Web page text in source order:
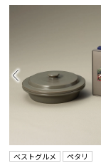
ベストグルメ ペタリ